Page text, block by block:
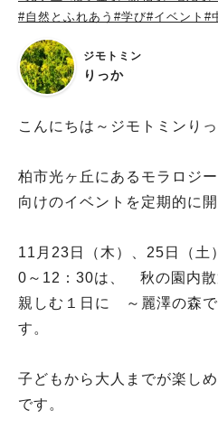
#自然とふれあう #学び#イベント #
ジモトミン
りっか
こんにちは～ジモトミンりっ
柏市光ヶ丘にあるモラロジ
向けのイベントを定期的に
11月23日（木）、25日（土
0～12：30は、 秋の園内散
親しむ１日に ～麗澤の森で
す。
子どもから大人までが楽し
です。